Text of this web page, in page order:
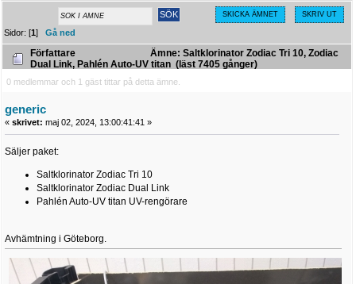
SKICKA ÄMNET SKRIV UT
Sidor: [1]Gå ned
Författare
Ämne: Saltklorinator Zodiac Tri 10, Zodiac
Dual Link, Pahlén Auto-UV titan (läst 7405 gånger)
0 medlemmar och 1 gäst tittar på detta ämne.
generic
« skrivet: maj 02, 2024, 13:00:41:41 »
Säljer paket:
Saltklorinator Zodiac Tri 10
Saltklorinator Zodiac Dual Link
Pahlén Auto-UV titan UV-rengörare
Avhämtning i Göteborg.